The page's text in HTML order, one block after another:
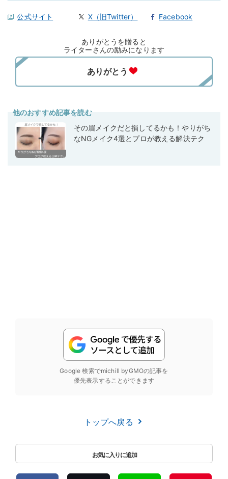
公式サイト X（旧Twitter） Facebook
ありがとうを贈ると
ライターさんの励みになります
他のおすすめ記事を読む
その眉メイクだと損してるかも！やりがち
なNGメイク4選とプロが教える解決テク
Google 検索でmichill byGMOの記事を
優先表示することができます
トップへ戻る